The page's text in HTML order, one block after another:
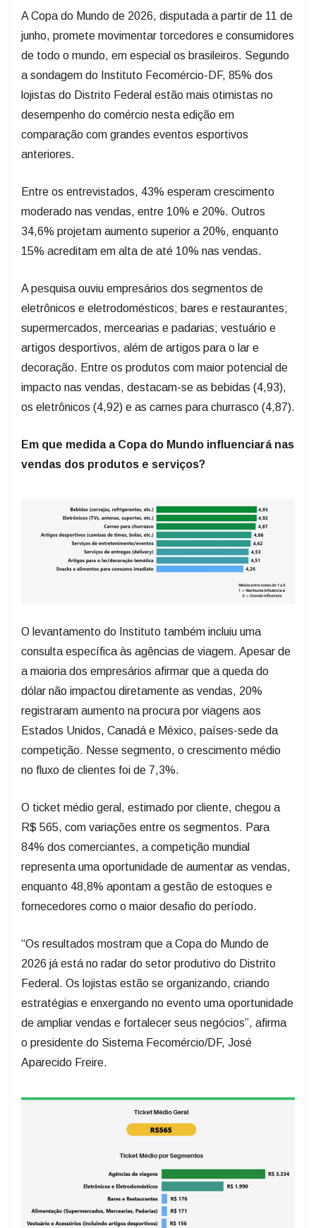
A Copa do Mundo de 2026, disputada a partir de 11 de
junho, promete movimentar torcedores e consumidores
de todo o mundo, em especial os brasileiros. Segundo
a sondagem do Instituto Fecomércio-DF, 85% dos
lojistas do Distrito Federal estão mais otimistas no
desempenho do comércio nesta edição em
comparação com grandes eventos esportivos
anteriores.
Entre os entrevistados, 43% esperam crescimento
moderado nas vendas, entre 10% e 20%. Outros
34,6% projetam aumento superior a 20%, enquanto
15% acreditam em alta de até 10% nas vendas.
A pesquisa ouviu empresários dos segmentos de
eletrônicos e eletrodomésticos; bares e restaurantes;
supermercados, mercearias e padarias; vestuário e
artigos desportivos, além de artigos para o lar e
decoração. Entre os produtos com maior potencial de
impacto nas vendas, destacam-se as bebidas (4,93),
os eletrônicos (4,92) e as carnes para churrasco (4,87).
Em que medida a Copa do Mundo influenciará nas
vendas dos produtos e serviços?
O levantamento do Instituto também incluiu uma
consulta específica às agências de viagem. Apesar de
a maioria dos empresários afirmar que a queda do
dólar não impactou diretamente as vendas, 20%
registraram aumento na procura por viagens aos
Estados Unidos, Canadá e México, países-sede da
competição. Nesse segmento, o crescimento médio
no fluxo de clientes foi de 7,3%.
O ticket médio geral, estimado por cliente, chegou a
R$ 565, com variações entre os segmentos. Para
84% dos comerciantes, a competição mundial
representa uma oportunidade de aumentar as vendas,
enquanto 48,8% apontam a gestão de estoques e
fornecedores como o maior desafio do período.
“Os resultados mostram que a Copa do Mundo de
2026 já está no radar do setor produtivo do Distrito
Federal. Os lojistas estão se organizando, criando
estratégias e enxergando no evento uma oportunidade
de ampliar vendas e fortalecer seus negócios”, afirma
o presidente do Sistema Fecomércio/DF, José
Aparecido Freire.